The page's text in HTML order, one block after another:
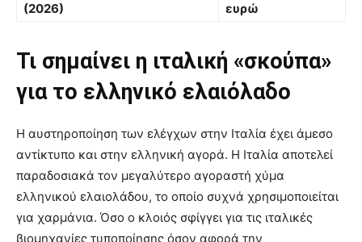
(2026)
ευρώ
Τι σημαίνει η ιταλική «σκούπα»
για το ελληνικό ελαιόλαδο
Η αυστηροποίηση των ελέγχων στην Ιταλία έχει άμεσο
αντίκτυπο και στην ελληνική αγορά. Η Ιταλία αποτελεί
παραδοσιακά τον μεγαλύτερο αγοραστή χύμα
ελληνικού ελαιολάδου, το οποίο συχνά χρησιμοποιείται
για χαρμάνια. Όσο ο κλοιός σφίγγει για τις ιταλικές
βιομηχανίες τυποποίησης όσον αφορά την